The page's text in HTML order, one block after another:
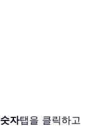
숫자탭을 클릭하고